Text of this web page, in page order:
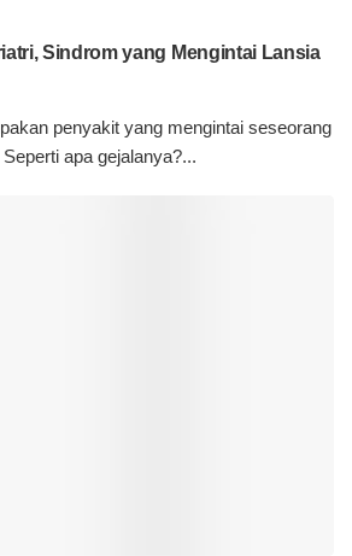
Sindrom yang Mengintai Lansia
penyakit yang mengintai seseorang
apa gejalanya?...